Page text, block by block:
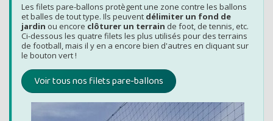
Les filets pare-ballons protègent une zone contre les ballons
et balles de tout type. Ils peuvent délimiter un fond de
jardin ou encore clôturer un terrain de foot, de tennis, etc.
Ci-dessous les quatre filets les plus utilisés pour des terrains
de football, mais il y en a encore bien d'autres en cliquant sur
le bouton vert !
Voir tous nos filets pare-ballons